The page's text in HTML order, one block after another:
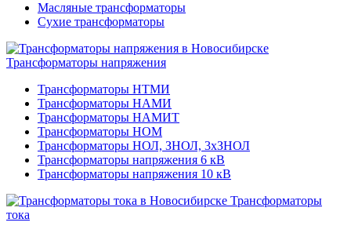
Масляные трансформаторы
Сухие трансформаторы
Трансформаторы напряжения
Трансформаторы НТМИ
Трансформаторы НАМИ
Трансформаторы НАМИТ
Трансформаторы НОМ
Трансформаторы НОЛ, ЗНОЛ, 3хЗНОЛ
Трансформаторы напряжения 6 кВ
Трансформаторы напряжения 10 кВ
Трансформаторы
тока